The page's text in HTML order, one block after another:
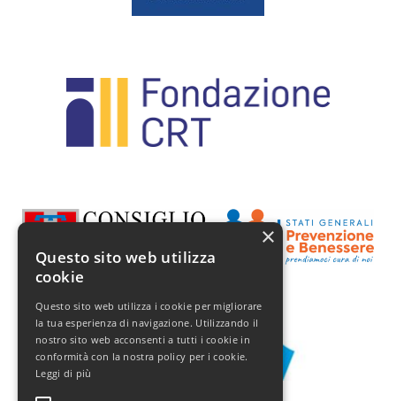
×
Questo sito web utilizza
cookie
Questo sito web utilizza i cookie per migliorare
la tua esperienza di navigazione. Utilizzando il
nostro sito web acconsenti a tutti i cookie in
conformità con la nostra policy per i cookie.
Leggi di più